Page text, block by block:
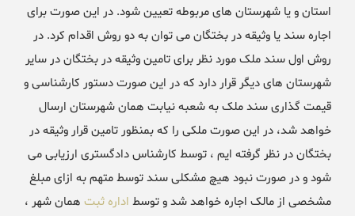
استان و یا شهرستان های مربوطه تعیین شود. در این صورت برای
اجاره سند یا وثیقه در بختگان می توان به دو روش اقدام کرد. در
روش اول سند ملک مورد نظر برای تامین وثیقه در بختگان در سایر
شهرستان های دیگر قرار دارد که در این صورت دستور کارشناسی و
قیمت گذاری سند ملک به شعبه نیابت همان شهرستان ارسال
خواهد شد، در این صورت ملکی را که بمنظور تامین قرار وثیقه در
بختگان در نظر گرفته ایم ، توسط کارشناس دادگستری ارزیابی می
شود و در صورت نبود هیچ مشکلی سند توسط متهم به ازای مبلغ
مشخصی از مالک اجاره خواهد شد و توسط اداره ثبت همان شهر ،